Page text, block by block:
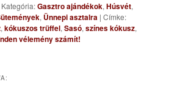
Kategória:Gasztro ajándékok,Húsvét,
, Ünnepi asztalra |Címke:
,kókuszos trüffel,Sasó,színes kókusz,
vélemény számít!